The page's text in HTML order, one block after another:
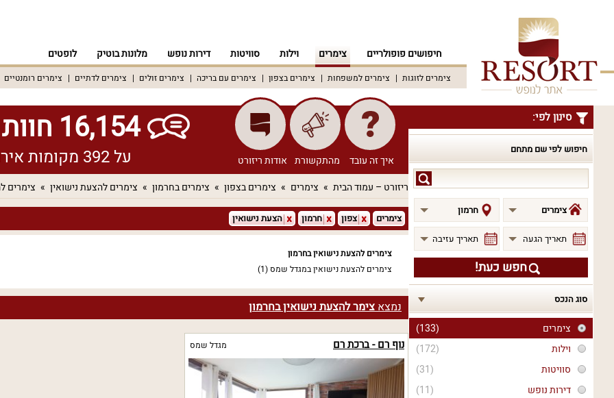
חיפושים פופולריים צימרים וילות סוויטות דירות נופש מלונות בוטיק לופטים
צימרים לזוגות צימרים למשפחות צימרים בצפון צימרים עם בריכה צימרים זולים צימרים לדתיים צימרים רומנטיים
סינון לפי:
חיפוש לפי שם מתחם
לפי
שם
מתחם
צימרים חרמון
תאריך הגעה תאריך עזיבה
חפש כעת!
סוג הנכס
(133)
צימרים
(172)
וילות
(31)
סוויטות
(11)
דירות נופש
איך זה עובד מהתקשורת אודות ריזורט
16,154 חוות דעת אמיתיות!
על 392 מקומות אירוח שונים ברחבי הארץ
ריזורט – עמוד הבית צימרים צימרים בצפון צימרים בחרמון צימרים להצעת נישואין צימרים
צימרים צפון חרמון הצעת נישואין
צימרים להצעת נישואין בחרמון
צימרים להצעת נישואין במגדל שמס(1)
נמצאצימר להצעת נישואין בחרמון
נוף רם - ברכת רם מגדל שמס